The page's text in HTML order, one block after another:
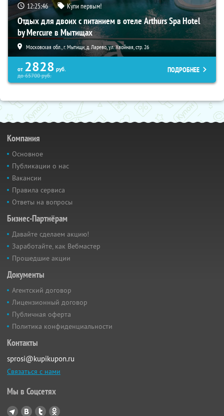
12:25:45 Купи первым!
Отдых для двоих с питанием в отеле Arthurs Spa Hotel
by Mercure в Мытищах
Московская обл., г. Мытищи, д. Ларево, ул. Хвойная, стр. 26
от 2828 руб.
до65700руб.
ПОДРОБНЕЕ
Компания
Основное
Публикации о нас
Вакансии
Правила сервиса
Ответы на вопросы
Бизнес-Партнёрам
Давайте сделаем акцию!
Заработайте, как Вебмастер
Прошедшие акции
Документы
Агентский договор
Лицензионный договор
Публичная оферта
Политика конфиденциальности
Контакты
sprosi@kupikupon.ru
Связаться с нами
Мы в Соцсетях